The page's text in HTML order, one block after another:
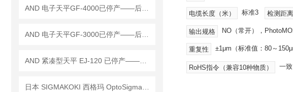
电缆长度（米） 标准3 检测距离
输出规格 NO（常开），
重复性 ±1μm（标准值：80～
RoHS指令（兼容10种物质） 一致